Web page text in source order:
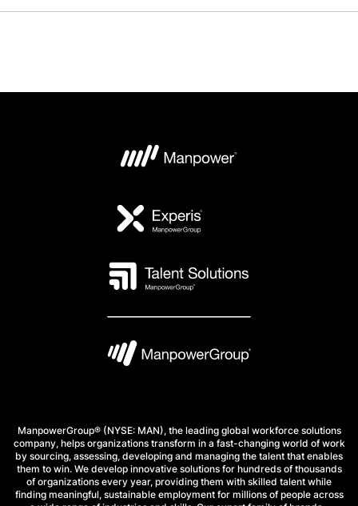
ManpowerGroup® (NYSE: MAN), the leading global workforce solutions
company, helps organizations transform in a fast-changing world of work
by sourcing, assessing, developing and managing the talent that enables
them to win. We develop innovative solutions for hundreds of thousands
of organizations every year, providing them with skilled talent while
finding meaningful, sustainable employment for millions of people across